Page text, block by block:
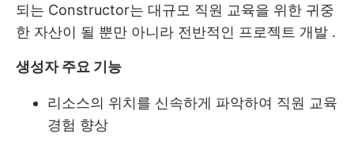
되는 Constructor는 대규모 직원 교육을 위한 귀중
한 자산이 될 뿐만 아니라 전반적인 프로젝트 개발 .
생성자 주요 기능
리소스의 위치를 신속하게 파악하여 직원 교육
경험 향상